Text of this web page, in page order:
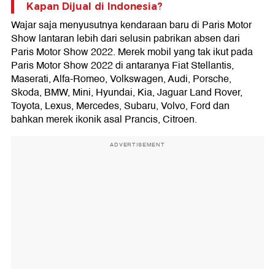
Kapan Dijual di Indonesia?
Wajar saja menyusutnya kendaraan baru di Paris Motor
Show lantaran lebih dari selusin pabrikan absen dari
Paris Motor Show 2022. Merek mobil yang tak ikut pada
Paris Motor Show 2022 di antaranya Fiat Stellantis,
Maserati, Alfa-Romeo, Volkswagen, Audi, Porsche,
Skoda, BMW, Mini, Hyundai, Kia, Jaguar Land Rover,
Toyota, Lexus, Mercedes, Subaru, Volvo, Ford dan
bahkan merek ikonik asal Prancis, Citroen.
ADVERTISEMENT